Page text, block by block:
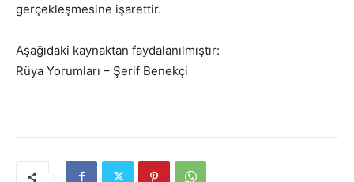
gerçekleşmesine işarettir.
Aşağıdaki kaynaktan faydalanılmıştır:
Rüya Yorumları – Şerif Benekçi